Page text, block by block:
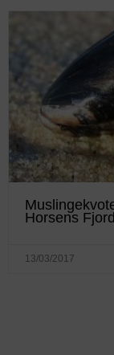
Horsens Fjord
13/03/2017